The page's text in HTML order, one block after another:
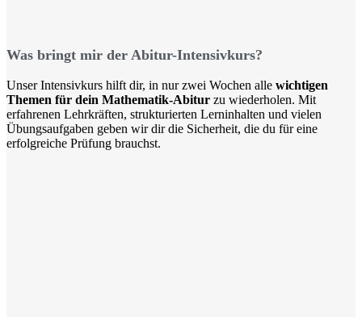
Was bringt mir der Abitur-Intensivkurs?
Unser Intensivkurs hilft dir, in nur zwei Wochen alle wichtigen
Themen für dein Mathematik-Abitur zu wiederholen. Mit
erfahrenen Lehrkräften, strukturierten Lerninhalten und vielen
Übungsaufgaben geben wir dir die Sicherheit, die du für eine
erfolgreiche Prüfung brauchst.